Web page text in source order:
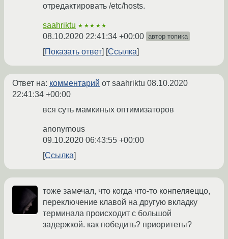
отредактировать /etc/hosts.
saahriktu ★★★★★
08.10.2020 22:41:34 +00:00 автор топика
Показать ответ Ссылка
Ответ на: комментарий от saahriktu 08.10.2020
22:41:34 +00:00
вся суть мамкиных оптимизаторов
anonymous
09.10.2020 06:43:55 +00:00
Ссылка
тоже замечал, что когда что-то конпеляеццо,
переключение клавой на другую вкладку
терминала происходит с большой
задержкой. как победить? приоритеты?